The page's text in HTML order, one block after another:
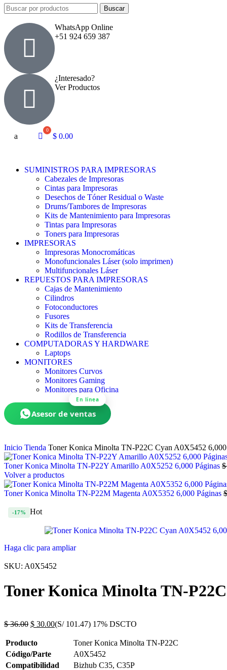
Buscar
WhatsApp Online
+51 924 659 387
¿Interesado?
Ver Productos
a $ 0.00
SUMINISTROS PARA IMPRESORAS
Cabezales de Impresoras
Cintas para Impresoras
Desechos de Tóner Residual o Waste
Drums/Tambores de Impresoras
Kits de Mantenimiento para Impresoras
Tintas para Impresoras
Toners para Impresoras
IMPRESORAS
Impresoras Monocromáticas
Monofuncionales Láser (solo imprimen)
Multifuncionales Láser
REPUESTOS PARA IMPRESORAS
Cajas de Mantenimiento
Cilindros
Fotoconductores
Fusores
Kits de Transferencia
Rodillos de Transferencia
COMPUTADORAS Y HARDWARE
Laptops
MONITORES
Monitores Curvos
Monitores Gaming
Monitores para Oficina
En línea
Asesor de ventas
Inicio Tienda Toner Konica Minolta TN-P22C Cyan A0X5452 6,000
Toner Konica Minolta TN-P22Y Amarillo A0X5252 6,000 Páginas $
Volver a productos
Toner Konica Minolta TN-P22M Magenta A0X5352 6,000 Páginas $
-17% Hot
Haga clic para ampliar
SKU: A0X5452
Toner Konica Minolta TN-
$36.00 $ 30.00(S/ 101.47) 17% DSCTO
Producto
Toner Konica Minolta TN-P22C
Código/Parte
A0X5452
Compatibilidad
Bizhub C35, C35P